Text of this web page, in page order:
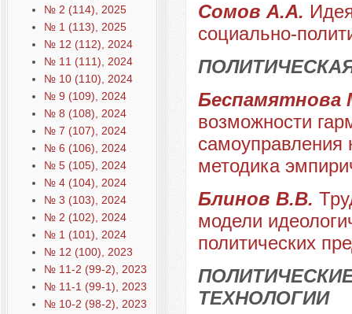
№ 2 (114), 2025
№ 1 (113), 2025
№ 12 (112), 2024
№ 11 (111), 2024
№ 10 (110), 2024
№ 9 (109), 2024
№ 8 (108), 2024
№ 7 (107), 2024
№ 6 (106), 2024
№ 5 (105), 2024
№ 4 (104), 2024
№ 3 (103), 2024
№ 2 (102), 2024
№ 1 (101), 2024
№ 12 (100), 2023
№ 11-2 (99-2), 2023
№ 11-1 (99-1), 2023
№ 10-2 (98-2), 2023
Сомов А.А.
социально-
возможности
самоуправления
методика
Блинов В.В.
модели
политических
ТЕХНОЛОГИИ